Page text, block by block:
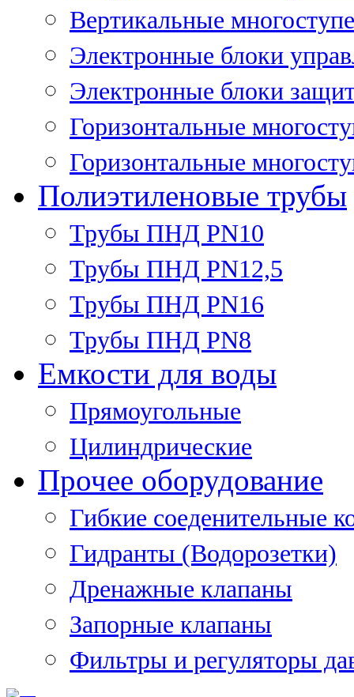
Вертикальные
Электронные блоки
Электронные блоки
Горизонтальные
Горизонтальные
Полиэтиленовые трубы
Трубы ПНД PN10
Трубы ПНД PN12,5
Трубы ПНД PN16
Трубы ПНД PN8
Емкости для воды
Прямоугольные
Цилиндрические
Прочее оборудование
Гибкие соеденительные
Гидранты (Водорозетки)
Дренажные клапаны
Запорные клапаны
Фильтры и регуляторы